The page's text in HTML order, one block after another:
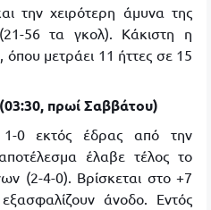
την χειρότερη άμυνα της
56 τα γκολ). Κάκιστη η
μετράει 11 ήττες σε 15
πρωί Σαββάτου)
0 εκτός έδρας από την
έλαβε τέλος το
(2-4-0). Βρίσκεται στο +7
άνοδο. Εντός